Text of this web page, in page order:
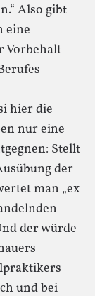
Also gibt
eine
Vorbehalt
hier die
nur eine
Stellt
der
man „ex
der würde
und bei